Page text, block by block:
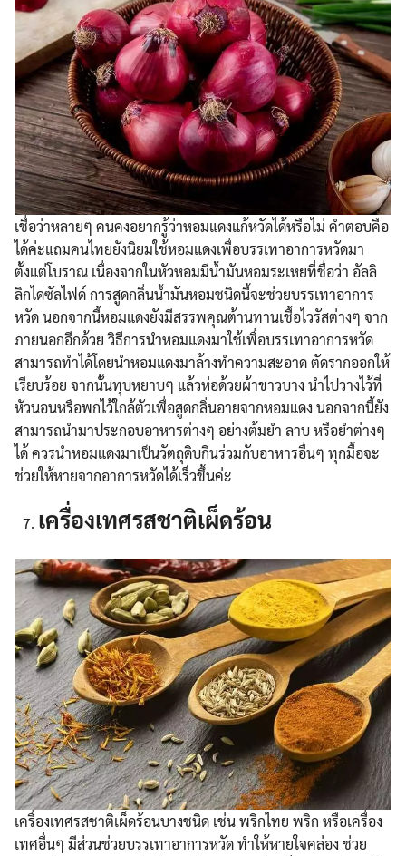
เชื่อว่าหลายๆ คนคงอยากรู้ว่าหอมแดงแก้หวัดได้หรือไม่ คำตอบคือ
ได้ค่ะแถมคนไทยยังนิยมใช้หอมแดงเพื่อบรรเทาอาการหวัดมา
ตั้งแต่โบราณ เนื่องจากในหัวหอมมีน้ำมันหอมระเหยที่ชื่อว่า อัลลิ
ลิกไดซัลไฟด์ การสูดกลิ่นน้ำมันหอมชนิดนี้จะช่วยบรรเทาอาการ
หวัด นอกจากนี้หอมแดงยังมีสรรพคุณต้านทานเชื้อไวรัสต่างๆ จาก
ภายนอกอีกด้วย วิธีการนำหอมแดงมาใช้เพื่อบรรเทาอาการหวัด
สามารถทำได้โดยนำหอมแดงมาล้างทำความสะอาด ตัดรากออกให้
เรียบร้อย จากนั้นทุบหยาบๆ แล้วห่อด้วยผ้าขาวบาง นำไปวางไว้ที่
หัวนอนหรือพกไว้ใกล้ตัวเพื่อสูดกลิ่นอายจากหอมแดง นอกจากนี้ยัง
สามารถนำมาประกอบอาหารต่างๆ อย่างต้มยำ ลาบ หรือยำต่างๆ
ได้ ควรนำหอมแดงมาเป็นวัตถุดิบกินร่วมกับอาหารอื่นๆ ทุกมื้อจะ
ช่วยให้หายจากอาการหวัดได้เร็วขึ้นค่ะ
เครื่องเทศรสชาติเผ็ดร้อน
เครื่องเทศรสชาติเผ็ดร้อนบางชนิด เช่น พริกไทย พริก หรือเครื่อง
เทศอื่นๆ มีส่วนช่วยบรรเทาอาการหวัด ทำให้หายใจคล่อง ช่วย